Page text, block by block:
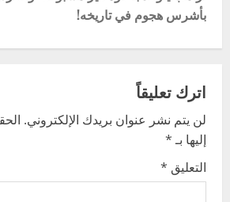
t
n
a
v
i
g
بأشرس هجوم في تاريخه!
اترك تعليقاً
لن يتم نشر عنوان بريدك الإلكتروني.
إليها بـ*
التعليق *